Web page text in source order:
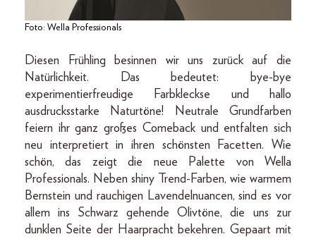
Foto: Wella Professionals
Diesen Frühling besinnen wir uns zurück auf die
Natürlichkeit. Das bedeutet: bye-bye
experimentierfreudige Farbkleckse und hallo
ausdrucksstarke Naturtöne! Neutrale Grundfarben
feiern ihr ganz großes Comeback und entfalten sich
neu interpretiert in ihren schönsten Facetten. Wie
schön, das zeigt die neue Palette von Wella
Professionals. Neben shiny Trend-Farben, wie warmem
Bernstein und rauchigen Lavendelnuancen, sind es vor
allem ins Schwarz gehende Olivtöne, die uns zur
dunklen Seite der Haarpracht bekehren. Gepaart mit